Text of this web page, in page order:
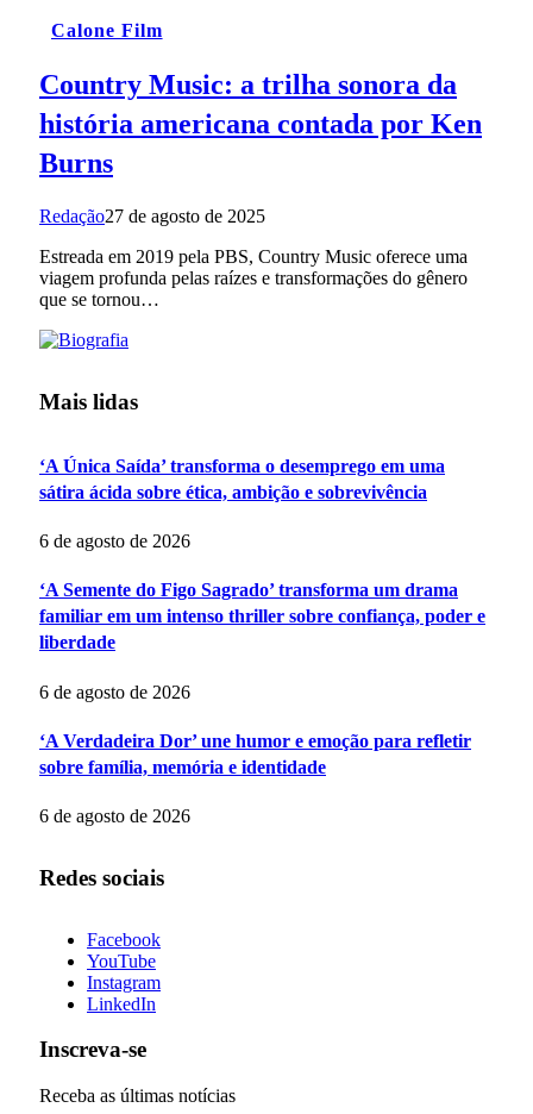
Calone Film
Country Music: a trilha sonora da
história americana contada por Ken
Burns
Redação27 de agosto de 2025
Estreada em 2019 pela PBS, Country Music oferece uma
viagem profunda pelas raízes e transformações do gênero
que se tornou…
Mais lidas
‘A Única Saída’ transforma o desemprego em uma
sátira ácida sobre ética, ambição e sobrevivência
6 de agosto de 2026
‘A Semente do Figo Sagrado’ transforma um drama
familiar em um intenso thriller sobre confiança, poder e
liberdade
6 de agosto de 2026
‘A Verdadeira Dor’ une humor e emoção para refletir
sobre família, memória e identidade
6 de agosto de 2026
Redes sociais
Facebook
YouTube
Instagram
LinkedIn
Inscreva-se
Receba as últimas notícias